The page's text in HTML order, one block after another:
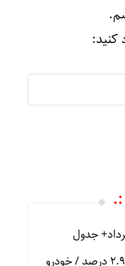
کنید:
:.
دلار ۴ درصد ریخت، ۲۰۷ فقط ۲.۹ درصد / خودرو